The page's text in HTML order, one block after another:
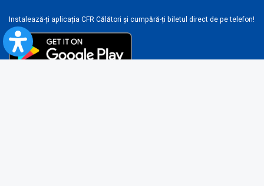
Instalează-ți aplicația CFR Călători și cumpără-ți biletul direct de pe telefon!